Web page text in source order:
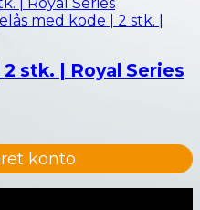
stk. | Royal Series
konto